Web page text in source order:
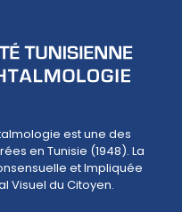
est une des
en Tunisie (1948). La
et Impliquée
Visuel du Citoyen.